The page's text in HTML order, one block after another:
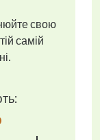
свою
самій